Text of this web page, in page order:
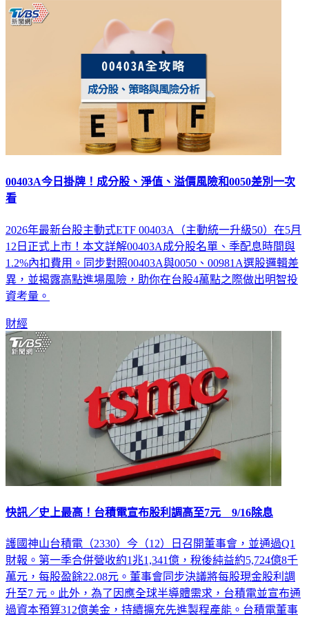
00403A今日掛牌！成分股、淨值、溢價風險和0050差別一次
看
2026年最新台股主動式ETF 00403A（主動統一升級50）在5月
12日正式上市！本文詳解00403A成分股名單、季配息時間與
1.2%內扣費用。同步對照00403A與0050、00981A選股邏輯差
異，並揭露高點進場風險，助你在台股4萬點之際做出明智投
資考量。
財經
快訊／史上最高！台積電宣布股利調高至7元 9/16除息
護國神山台積電（2330）今（12）日召開董事會，並通過Q1
財報。第一季合併營收約1兆1,341億，稅後純益約5,724億8千
萬元，每股盈餘22.08元。董事會同步決議將每股現金股利調
升至7 元。此外，為了因應全球半導體需求，台積電並宣布通
過資本預算312億美金，持續擴充先進製程產能。台積電董事